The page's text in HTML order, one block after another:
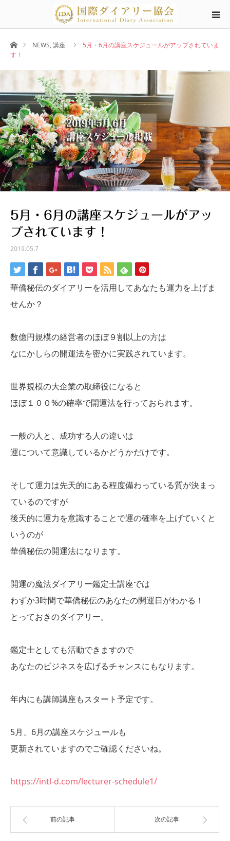
ホームNEWS,講座
5月・6月の講座スケジュールがアップされていま
す！
5月・6月の講座スケジュールがアッ
プされています！
2019.05.7
華僑秘伝のダイアリーを活用してあなたも運力を上げま
せんか？
数億円規模の経営者のほぼ９割以上の方は
なにかしらの開運法を密かに実践されています。
世界規模の大企業の取締役になると
ほぼ１００%の確率で開運法を行っておられます。
一般の人と、成功する人の違いは
運について意識しているかどうかだけです。
そして運力は先天的にある程度備わっている質が決まっ
ているのですが
後天的に運力を意識することで運の確率を上げていくと
いうのが
華僑秘伝の開運法になります。
開運の魔法ダイアリー鑑定士講座では
わずか3時間で華僑秘伝のあなたの開運日がわかる！
とっておきのダイアリー。
鑑定士としても活動できますので
あなたのビジネスを広げるチャンスにもなります。
年内にも講師講座もスタート予定です。
5月、6月の講座スケジュールも
更新されていますのでご確認くださいね。
https://intl-d.com/lecturer-schedule1/
前の記事 次の記事